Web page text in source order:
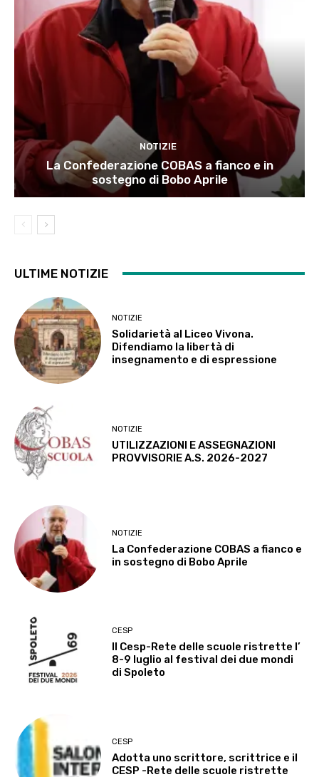
NOTIZIE
La Confederazione COBAS a fianco e in
sostegno di Bobo Aprile
ULTIME NOTIZIE
NOTIZIE
Solidarietà al Liceo Vivona.
Difendiamo la libertà di
insegnamento e di espressione
NOTIZIE
UTILIZZAZIONI E ASSEGNAZIONI
PROVVISORIE A.S. 2026-2027
NOTIZIE
La Confederazione COBAS a fianco e
in sostegno di Bobo Aprile
CESP
Il Cesp-Rete delle scuole ristrette l’
8-9 luglio al festival dei due mondi
di Spoleto
CESP
Adotta uno scrittore, scrittrice e il
CESP -Rete delle scuole ristrette